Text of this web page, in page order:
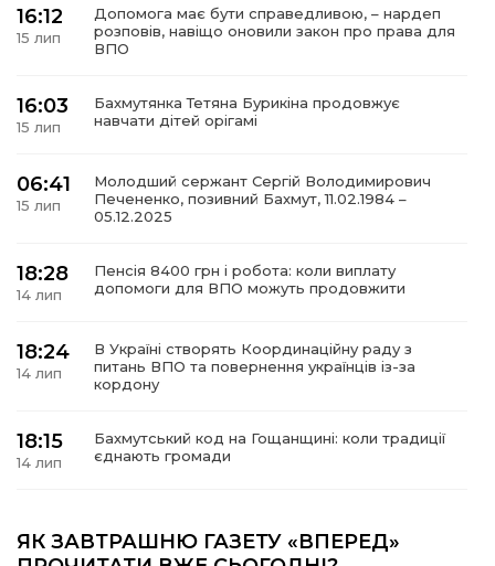
політика
місія
16:12
15 лип
Допомога має бути справедливою, – нардеп
розповів, навіщо оновили закон про права для
ВПО
16:03
15 лип
Бахмутянка Тетяна Бурикіна продовжує
навчати дітей орігамі
06:41
15 лип
Молодший сержант Сергій Володимирович
Печененко, позивний Бахмут, 11.02.1984 –
05.12.2025
18:28
14 лип
Пенсія 8400 грн і робота: коли виплату
допомоги для ВПО можуть продовжити
18:24
14 лип
В Україні створять Координаційну раду з
питань ВПО та повернення українців із-за
кордону
18:15
14 лип
Бахмутський код на Гощанщині: коли традиції
єднають громади
10 лип
ЯК ЗАВТРАШНЮ ГАЗЕТУ «ВПЕРЕД»